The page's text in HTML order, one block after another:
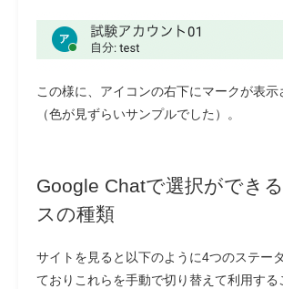
この様に、アイコンの右下にマークが表示
（色が見ずらいサンプルでした）。
Google Chatで選択ができ
スの種類
サイトを見ると以下のように4つのステー
ておりこれらを手動で切り替えて利用する